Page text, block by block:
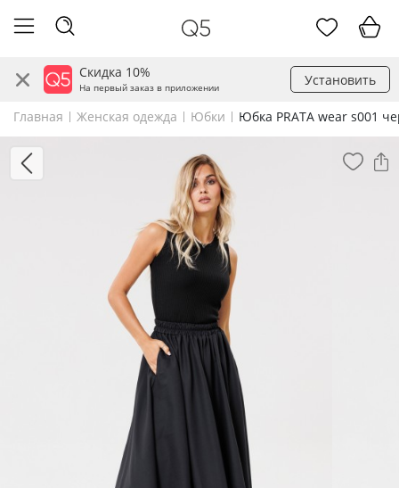
Скидка 10%
На первый заказ в приложении Установить
Главная Женская одежда Юбки Юбка PRATA wear s001